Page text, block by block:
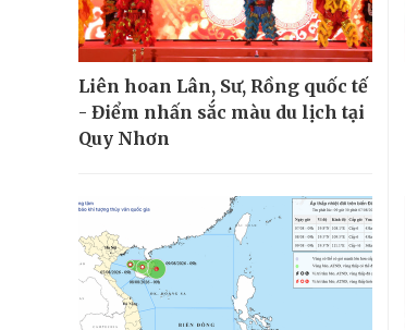
Liên hoan Lân, Sư, Rồng quốc tế
- Điểm nhấn sắc màu du lịch tại
Quy Nhơn